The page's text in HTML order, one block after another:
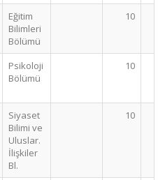
Eğitim
Bilimleri
Bölümü
10
Psikoloji
Bölümü
10
Siyaset
Bilimi ve
Uluslar.
İlişkiler
Bl.
10